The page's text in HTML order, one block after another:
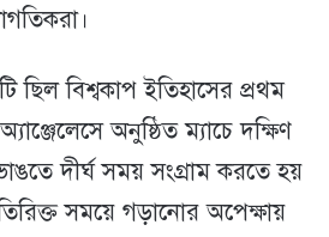
ছিল বিশ্বকাপ ইতিহাসের প্রথম
অনুষ্ঠিত ম্যাচে দক্ষিণ
দীর্ঘ সময় সংগ্রাম করতে হয়
সময়ে গড়ানোর অপেক্ষায়